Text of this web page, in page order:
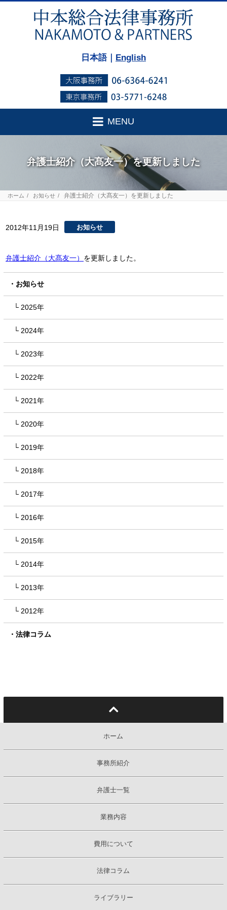
日本語｜ English
MENU
弁護士紹介（大髙友一）を更新しました
ホーム お知らせ 弁護士紹介（大髙友一）を更新しました
2012年11月19日 お知らせ
弁護士紹介（大髙友一） を更新しました。
お知らせ
2025年
2024年
2023年
2022年
2021年
2020年
2019年
2018年
2017年
2016年
2015年
2014年
2013年
2012年
法律コラム
ホーム
事務所紹介
弁護士一覧
業務内容
費用について
法律コラム
ライブラリー